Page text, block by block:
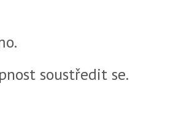
soustředit se.